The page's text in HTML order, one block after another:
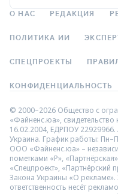
О НАС РЕДАКЦИЯ
ПОЛИТИКА ИИ
СПЕЦПРОЕКТЫ
КОНФИДЕНЦИАЛЬНОСТЬ
© 2000–2026 Общество с
«Файненс.юа»,
16.02.2004, ЕДРПОУ 22929966.
Украина. График работы:
ООО «Файненс.юа» –
пометками «Р»,
«Спецпроект», «Партнёрский
Закона Украины «О
ответственность несёт